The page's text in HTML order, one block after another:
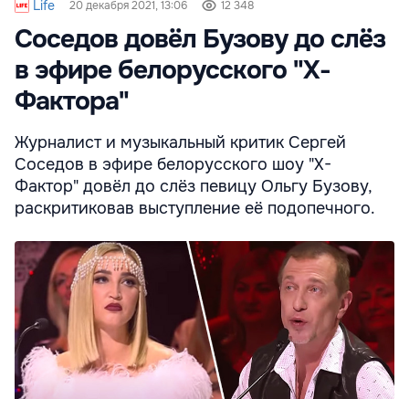
Life 20 декабря 2021, 13:06 12 348
Соседов довёл Бузову до слёз
в эфире белорусского "X-
Фактора"
Журналист и музыкальный критик Сергей
Соседов в эфире белорусского шоу "X-
Фактор" довёл до слёз певицу Ольгу Бузову,
раскритиковав выступление её подопечного.